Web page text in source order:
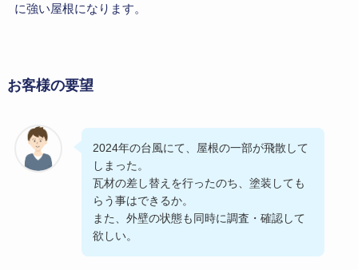
に強い屋根になります。
お客様の要望
2024年の台風にて、屋根の一部が飛散して
しまった。
瓦材の差し替えを行ったのち、塗装しても
らう事はできるか。
また、外壁の状態も同時に調査・確認して
欲しい。